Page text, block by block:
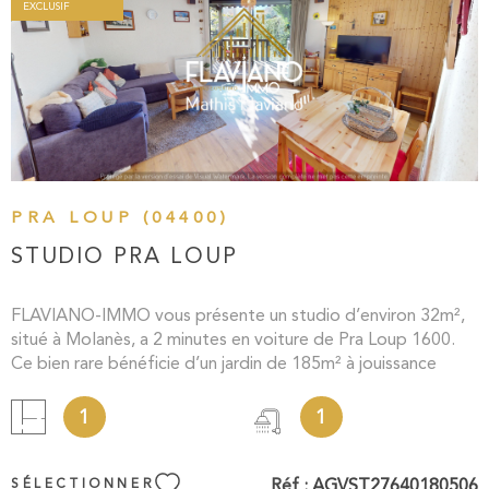
PRA LOUP (04400)
STUDIO PRA LOUP
FLAVIANO-IMMO vous présente un studio d’environ 32m²,
situé à Molanès, a 2 minutes en voiture de Pra Loup 1600.
Ce bien rare bénéficie d’un jardin de 185m² à jouissance
compose comme suit : d’une entrée avec un coin montagne,
d’une salle d’eau avec WC, d’une cuisine ouverte sur un
dispose également d’espaces de stationnement extérieurs.
1 1
SÉLECTIONNER
EXCLUSIF
VOIR LE BIEN